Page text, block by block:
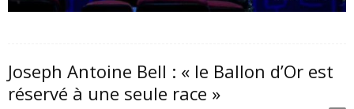
Joseph Antoine Bell : « le Ballon d’Or est
réservé à une seule race »